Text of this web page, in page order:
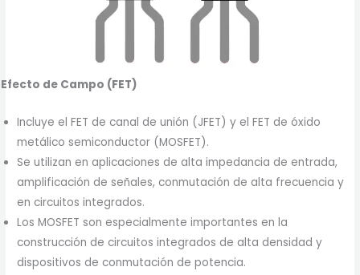
Efecto de Campo (FET)
Incluye el FET de canal de unión (JFET) y el FET de óxido
metálico semiconductor (MOSFET).
Se utilizan en aplicaciones de alta impedancia de entrada,
amplificación de señales, conmutación de alta frecuencia y
en circuitos integrados.
Los MOSFET son especialmente importantes en la
construcción de circuitos integrados de alta densidad y
dispositivos de conmutación de potencia.